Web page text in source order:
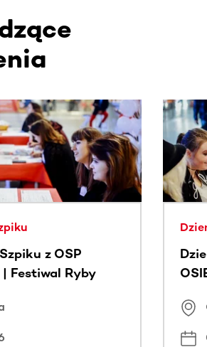
przewijane w poziomie. Użyj
z OSP
| Festiwal Ryby